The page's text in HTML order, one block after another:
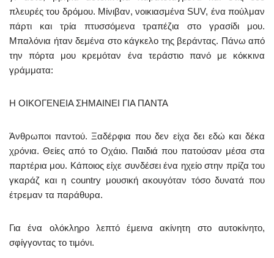
πλευρές του δρόμου. Μίνιβαν, νοικιασμένα SUV, ένα πούλμαν
πάρτι και τρία πτυσσόμενα τραπέζια στο γρασίδι μου.
Μπαλόνια ήταν δεμένα στο κάγκελο της βεράντας. Πάνω από
την πόρτα μου κρεμόταν ένα τεράστιο πανό με κόκκινα
γράμματα:
Η ΟΙΚΟΓΕΝΕΙΑ ΣΗΜΑΙΝΕΙ ΓΙΑ ΠΑΝΤΑ
Άνθρωποι παντού. Ξαδέρφια που δεν είχα δει εδώ και δέκα
χρόνια. Θείες από το Οχάιο. Παιδιά που πατούσαν μέσα στα
παρτέρια μου. Κάποιος είχε συνδέσει ένα ηχείο στην πρίζα του
γκαράζ και η country μουσική ακουγόταν τόσο δυνατά που
έτρεμαν τα παράθυρα.
Για ένα ολόκληρο λεπτό έμεινα ακίνητη στο αυτοκίνητο,
σφίγγοντας το τιμόνι.